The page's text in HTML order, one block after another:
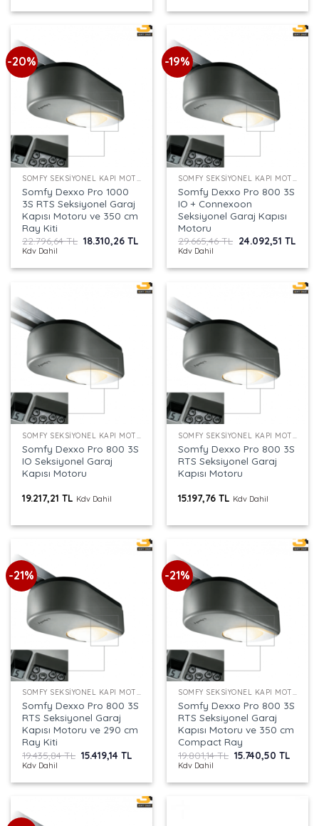
24.719,84 TL.
-20%
SOMFY SEKSIYONEL KAPI MOTORU
Somfy Dexxo Pro 1000
3S RTS Seksiyonel Garaj
Kapısı Motoru ve 350 cm
Ray Kiti
22.796,64TL Orijinal
18.310,26TL
18.310,26 TL.
Kdv Dahil
-19%
SOMFY SEKSIYONEL KAPI MOTORU
Somfy Dexxo Pro 800 3S
IO + Connexoon
Seksiyonel Garaj Kapısı
Motoru
29.665,46TL Orijinal
24.092,51TL
Kdv Dahil
SOMFY SEKSIYONEL KAPI MOTORU
Somfy Dexxo Pro 800 3S
IO Seksiyonel Garaj
Kapısı Motoru
19.217,21TL Kdv Dahil
SOMFY SEKSIYONEL KAPI MOTORU
Somfy Dexxo Pro 800 3S
RTS Seksiyonel Garaj
Kapısı Motoru
15.197,76TL Kdv Dahil
-21%
SOMFY SEKSIYONEL KAPI MOTORU
Somfy Dexxo Pro 800 3S
RTS Seksiyonel Garaj
Kapısı Motoru ve 290 cm
Ray Kiti
19.435,84TL Orijinal
15.419,14TL
15.419,14 TL.
Kdv Dahil
-21%
SOMFY SEKSIYONEL KAPI MOTORU
Somfy Dexxo Pro 800 3S
RTS Seksiyonel Garaj
Kapısı Motoru ve 350 cm
Compact Ray
19.801,14TL Orijinal
15.740,50TL
Kdv Dahil